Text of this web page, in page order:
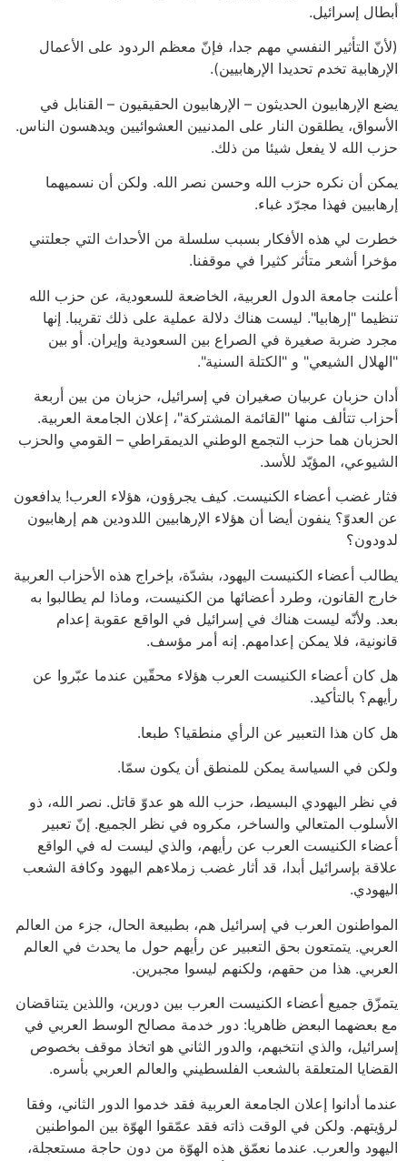
أبطال إسرائيل.
(لأنّ التأثير النفسي مهم جدا، فإنّ معظم الردود على الأعمال
الإرهابية تخدم تحديدا الإرهابيين).
يضع الإرهابيون الحديثون – الإرهابيون الحقيقيون – القنابل في
الأسواق، يطلقون النار على المدنيين العشوائيين ويدهسون الناس.
حزب الله لا يفعل شيئا من ذلك.
يمكن أن نكره حزب الله وحسن نصر الله. ولكن أن نسميهما
إرهابيين فهذا مجرّد غباء.
خطرت لي هذه الأفكار بسبب سلسلة من الأحداث التي جعلتني
مؤخرا أشعر متأثر كثيرا في موقفنا.
أعلنت جامعة الدول العربية، الخاضعة للسعودية، عن حزب الله
تنظيما "إرهابيا". ليست هناك دلالة عملية على ذلك تقريبا. إنها
مجرد ضربة صغيرة في الصراع بين السعودية وإيران. أو بين
"الهلال الشيعي" و "الكتلة السنية".
أدان حزبان عربيان صغيران في إسرائيل، حزبان من بين أربعة
أحزاب تتألف منها "القائمة المشتركة"، إعلان الجامعة العربية.
الحزبان هما حزب التجمع الوطني الديمقراطي – القومي والحزب
الشيوعي، المؤيّد للأسد.
فثار غضب أعضاء الكنيست. كيف يجرؤون، هؤلاء العرب! يدافعون
عن العدوّ؟ ينفون أيضا أن هؤلاء الإرهابيين اللدودين هم إرهابيون
لدودون؟
يطالب أعضاء الكنيست اليهود، بشدّة، بإخراج هذه الأحزاب العربية
خارج القانون، وطرد أعضائها من الكنيست، وماذا لم يطالبوا به
بعد. ولأنّه ليست هناك في إسرائيل في الواقع عقوبة إعدام
قانونية، فلا يمكن إعدامهم. إنه أمر مؤسف.
هل كان أعضاء الكنيست العرب هؤلاء محقّين عندما عبّروا عن
رأيهم؟ بالتأكيد.
هل كان هذا التعبير عن الرأي منطقيا؟ طبعا.
ولكن في السياسة يمكن للمنطق أن يكون سمّا.
في نظر اليهودي البسيط، حزب الله هو عدوّ قاتل. نصر الله، ذو
الأسلوب المتعالي والساخر، مكروه في نظر الجميع. إنّ تعبير
أعضاء الكنيست العرب عن رأيهم، والذي ليست له في الواقع
علاقة بإسرائيل أبدا، قد أثار غضب زملاءهم اليهود وكافة الشعب
اليهودي.
المواطنون العرب في إسرائيل هم، بطبيعة الحال، جزء من العالم
العربي. يتمتعون بحق التعبير عن رأيهم حول ما يحدث في العالم
العربي. هذا من حقهم، ولكنهم ليسوا مجبرين.
يتمزّق جميع أعضاء الكنيست العرب بين دورين، واللذين يتناقضان
مع بعضهما البعض ظاهريا: دور خدمة مصالح الوسط العربي في
إسرائيل، والذي انتخبهم، والدور الثاني هو اتخاذ موقف بخصوص
القضايا المتعلقة بالشعب الفلسطيني والعالم العربي بأسره.
عندما أدانوا إعلان الجامعة العربية فقد خدموا الدور الثاني، وفقا
لرؤيتهم. ولكن في الوقت ذاته فقد عمّقوا الهوّة بين المواطنين
اليهود والعرب. عندما نعمّق هذه الهوّة من دون حاجة مستعجلة،